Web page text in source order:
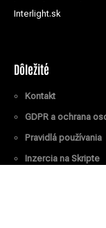
Interlight.sk
Dôležité
Kontakt
GDPR a ochrana
Pravidlá používania
Inzercia na Skripte